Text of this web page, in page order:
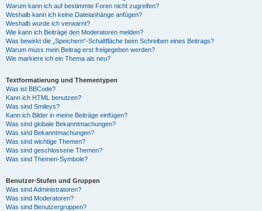
Warum kann ich auf bestimmte Foren nicht zugreifen?
Weshalb kann ich keine Dateianhänge anfügen?
Weshalb wurde ich verwarnt?
Wie kann ich Beiträge den Moderatoren melden?
Was bewirkt die „Speichern“-Schaltfläche beim Schreiben eines Beitrags?
Warum muss mein Beitrag erst freigegeben werden?
Wie markiere ich ein Thema als neu?
Textformatierung und Thementypen
Was ist BBCode?
Kann ich HTML benutzen?
Was sind Smileys?
Kann ich Bilder in meine Beiträge einfügen?
Was sind globale Bekanntmachungen?
Was sind Bekanntmachungen?
Was sind wichtige Themen?
Was sind geschlossene Themen?
Was sind Themen-Symbole?
Benutzer-Stufen und Gruppen
Was sind Administratoren?
Was sind Moderatoren?
Was sind Benutzergruppen?